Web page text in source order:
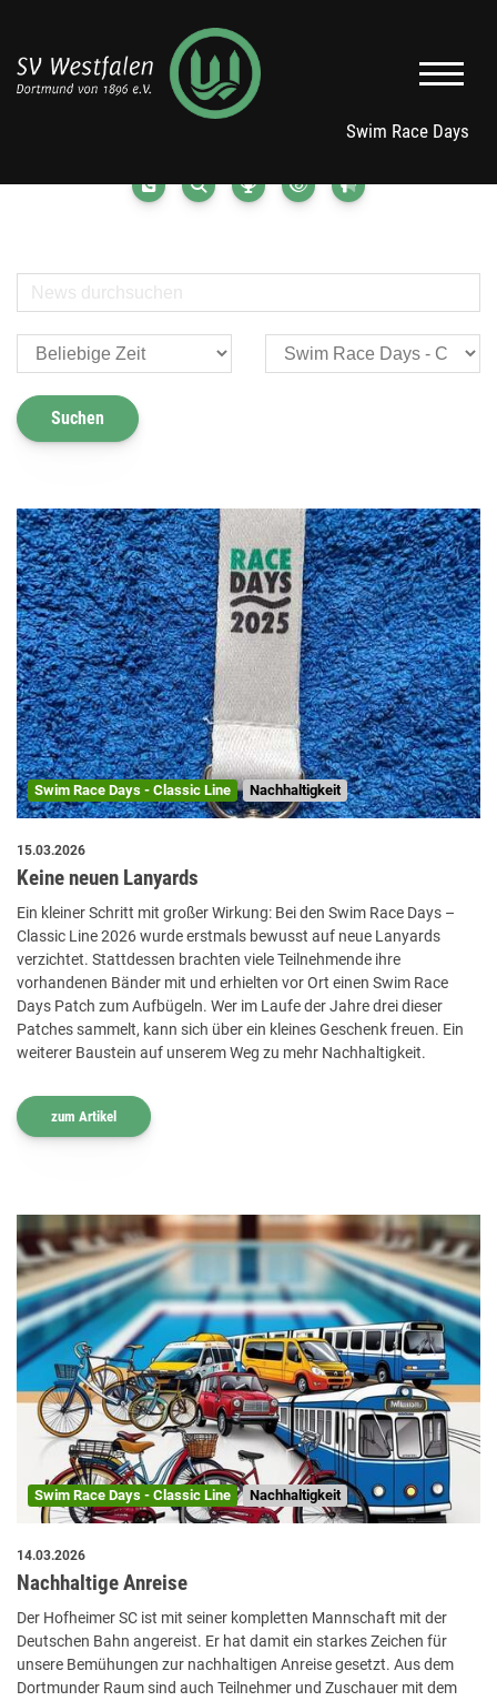
Swim Race Days
Swim Race Days - Classic Line Nachhaltigkeit
15.03.2026
Keine neuen Lanyards
Ein kleiner Schritt mit großer Wirkung: Bei den Swim Race Days –
Classic Line 2026 wurde erstmals bewusst auf neue Lanyards
verzichtet. Stattdessen brachten viele Teilnehmende ihre
vorhandenen Bänder mit und erhielten vor Ort einen Swim Race
Days Patch zum Aufbügeln. Wer im Laufe der Jahre drei dieser
Patches sammelt, kann sich über ein kleines Geschenk freuen. Ein
weiterer Baustein auf unserem Weg zu mehr Nachhaltigkeit.
zum Artikel
Swim Race Days - Classic Line Nachhaltigkeit
14.03.2026
Nachhaltige Anreise
Der Hofheimer SC ist mit seiner kompletten Mannschaft mit der
Deutschen Bahn angereist. Er hat damit ein starkes Zeichen für
unsere Bemühungen zur nachhaltigen Anreise gesetzt. Aus dem
Dortmunder Raum sind auch Teilnehmer und Zuschauer mit dem